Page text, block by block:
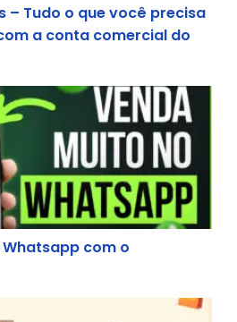
– Tudo o que você precisa
a conta comercial do
Whatsapp com o Whatsform?
com o
para Empresas –